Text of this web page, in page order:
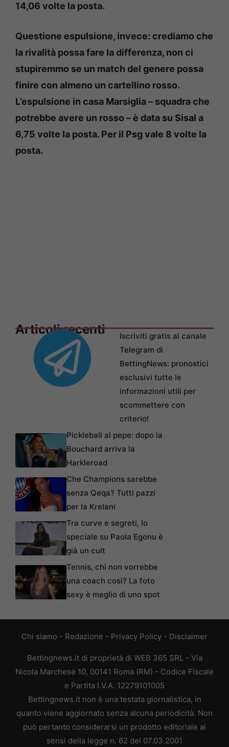
14,06 volte la posta.
Questione espulsione, invece: crediamo che
la rivalità possa fare la differenza, non ci
stupiremmo se un match del genere possa
finire con almeno un cartellino rosso.
L’espulsione in casa Marsiglia – squadra che
potrebbe avere un rosso – è data su Sisal a
6,75 volte la posta. Per il Psg vale 8 volte la
posta.
Articoli recenti
Iscriviti gratis al canale
Telegram di
BettingNews: pronostici
esclusivi tutte le
informazioni utili per
scommettere con
criterio!
Pickleball al pepe: dopo la
Bouchard arriva la
Harkleroad
Che Champions sarebbe
senza Qeqa? Tutti pazzi
per la Krelani
Tra curve e segreti, lo
speciale su Paola Egonu è
già un cult
Tennis, chi non vorrebbe
una coach così? La foto
sexy è meglio di uno spot
Chi siamo - Redazione - Privacy Policy - Disclaimer
Bettingnews.it di proprietà di WEB 365 SRL - Via
Nicola Marchese 10, 00141 Roma (RM) - Codice Fiscale
e Partita I.V.A. 12279101005
Bettingnews.it non è una testata giornalistica, in
quanto viene aggiornato senza alcuna periodicità. Non
può pertanto considerarsi un prodotto editoriale ai
sensi della legge n. 62 del 07.03.2001